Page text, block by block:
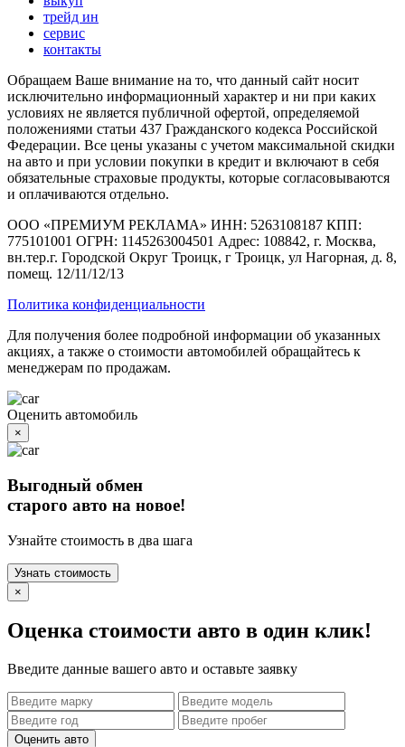
трейд ин
сервис
контакты
Обращаем Ваше внимание на то, что данный сайт носит
исключительно информационный характер и ни при каких
условиях не является публичной офертой, определяемой
положениями статьи 437 Гражданского кодекса Российской
Федерации. Все цены указаны с учетом максимальной скидки
на авто и при условии покупки в кредит и включают в себя
обязательные страховые продукты, которые согласовываются
и оплачиваются отдельно.
ООО «ПРЕМИУМ РЕКЛАМА» ИНН: 5263108187 КПП:
775101001 ОГРН: 1145263004501 Адрес: 108842, г. Москва,
вн.тер.г. Городской Округ Троицк, г Троицк, ул Нагорная, д. 8,
помещ. 12/11/12/13
Политика конфиденциальности
Для получения более подробной информации об указанных
акциях, а также о стоимости автомобилей обращайтесь к
менеджерам по продажам.
Оценить автомобиль
×
Выгодный обмен
старого авто на новое!
Узнайте стоимость в два шага
Узнать стоимость
×
Оценка стоимости авто в один клик!
Введите данные вашего авто и оставьте заявку
Оценить авто